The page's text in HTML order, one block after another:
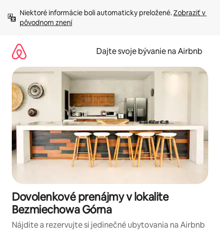
obsah.
Niektoré informácie boli automaticky preložené. Zobraziť v
pôvodnom znení
Dajte svoje bývanie na Airbnb
Dovolenkové prenájmy v lokalite
Bezmiechowa Górna
Nájdite a rezervujte si jedinečné ubytovania na Airbnb